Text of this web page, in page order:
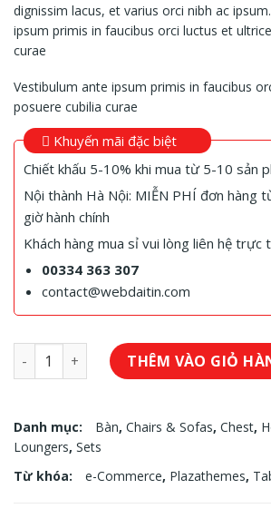
dignissim lacus, et varius orci nibh ac
ipsum primis in faucibus orci luctus et
curae
Vestibulum ante ipsum primis in faucibus
posuere cubilia curae
Khuyến mãi đặc biệt
Chiết khấu 5-10% khi mua từ 5-10 sản
Nội thành Hà Nội: MIỄN PHÍ đơn hàng
giờ hành chính
Khách hàng mua sỉ vui lòng liên hệ trực
00334 363 307
contact@webdaitin.com
Kệ để đồ trang trí số lượng
THÊM VÀO GIỎ
Danh mục: Bàn, Chairs & Sofas, Chest,
Loungers, Sets
Từ khóa:
e-Commerce, Plazathemes,